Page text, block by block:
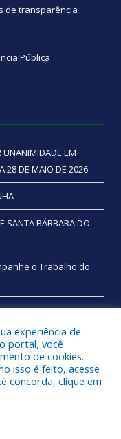
de transparência
Pública
UNANIMIDADE EM
28 DE MAIO DE 2026
SANTA BÁRBARA DO
o Trabalho do
Municipal de Santa
experiência de
portal, você
de cookies.
isso é feito, acesse
concorda, clique em